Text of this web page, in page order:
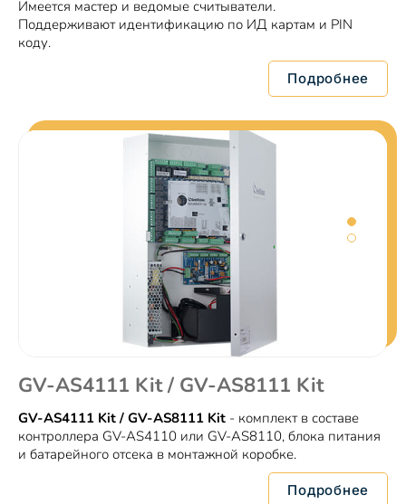
Имеется мастер и ведомые считыватели.
Поддерживают идентификацию по ИД картам и PIN
коду.
Подробнее
GV-AS4111 Kit / GV-AS8111 Kit
GV-AS4111 Kit / GV-AS8111 Kit - комплект в составе
контроллера GV-AS4110 или GV-AS8110, блока питания
и батарейного отсека в монтажной коробке.
Подробнее